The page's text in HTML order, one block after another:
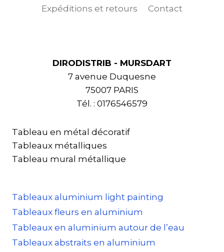
Expéditions et retours
Contact
DIRODISTRIB - MURSDART
7 avenue Duquesne
75007 PARIS
Tél. : 0176546579
Tableau en métal décoratif
Tableaux métalliques
Tableau mural métallique
Tableaux aluminium light painting
Tableaux fleurs en aluminium
Tableaux en aluminium autour de l’eau
Tableaux abstraits en aluminium